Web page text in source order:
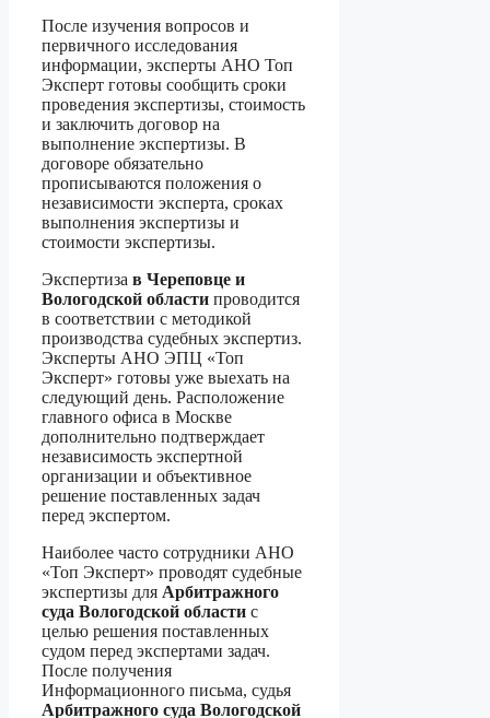
После изучения вопросов и
первичного исследования
информации, эксперты АНО Топ
Эксперт готовы сообщить сроки
проведения экспертизы, стоимость
и заключить договор на
выполнение экспертизы. В
договоре обязательно
прописываются положения о
независимости эксперта, сроках
выполнения экспертизы и
стоимости экспертизы.
Экспертиза в Череповце и
Вологодской области проводится
в соответствии с методикой
производства судебных экспертиз.
Эксперты АНО ЭПЦ «Топ
Эксперт» готовы уже выехать на
следующий день. Расположение
главного офиса в Москве
дополнительно подтверждает
независимость экспертной
организации и объективное
решение поставленных задач
перед экспертом.
Наиболее часто сотрудники АНО
«Топ Эксперт» проводят судебные
экспертизы для Арбитражного
суда Вологодской области с
целью решения поставленных
судом перед экспертами задач.
После получения
Информационного письма, судья
Арбитражного суда Вологодской